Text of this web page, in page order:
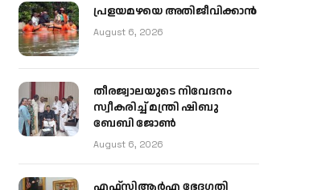
പ്രളയമഴയെ അതിജീവിക്കാന്‍
August 6, 2026
തീരജ്വാലയുടെ നിവേദനം
സ്വീകരിച്ച് മന്ത്രി ഷിബു
ബേബി ജോൺ
August 6, 2026